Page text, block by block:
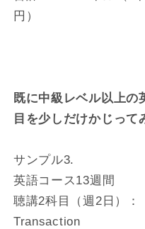
円）
既に中級レベル以上
目を少しだけかじって
サンプル3.
英語コース13週間
聴講2科目（週2日）
Transaction